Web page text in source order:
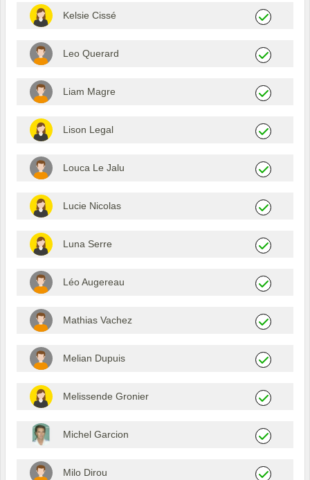
Kelsie Cissé
Leo Querard
Liam Magre
Lison Legal
Louca Le Jalu
Lucie Nicolas
Luna Serre
Léo Augereau
Mathias Vachez
Melian Dupuis
Melissende Gronier
Michel Garcion
Milo Dirou